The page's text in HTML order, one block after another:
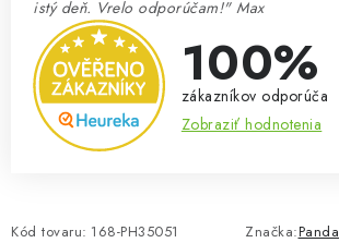
istý deň. Vrelo odporúčam!" Max
100%
zákazníkov odporúča
Zobraziť hodnotenia
Kód tovaru: 168-PH35051 Značka:Panda